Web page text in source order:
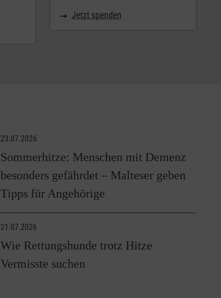
Jetzt spenden
23.07.2026
Sommerhitze: Menschen mit Demenz
besonders gefährdet – Malteser geben
Tipps für Angehörige
21.07.2026
Wie Rettungshunde trotz Hitze
Vermisste suchen